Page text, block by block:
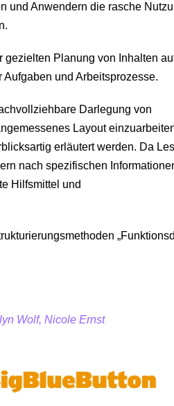
und Anwendern die rasche
gezielten Planung von Inhalten
und Arbeitsprozesse.
Darlegung von
Layout
erläutert werden. Da
nach spezifischen
Hilfsmittel und
Wolf, Nicole Ernst